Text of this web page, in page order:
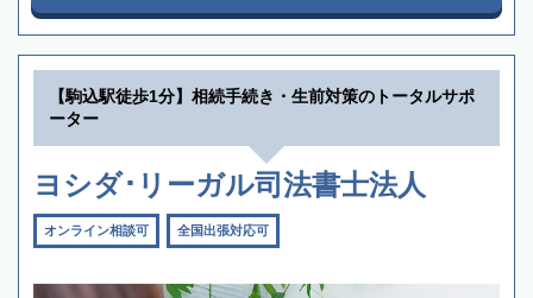
【駒込駅徒歩1分】相続手続き・生前対策のトータルサポ
ーター
ヨシダ･リーガル司法書士法人
オンライン相談可 全国出張対応可